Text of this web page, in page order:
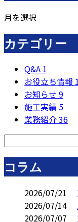
月を選択
カテゴリー
Q&A 1
お役立ち情報
お知らせ 9
施工実績 5
業務紹介36
コラム
2026/07/21
2026/07/14
2026/07/07